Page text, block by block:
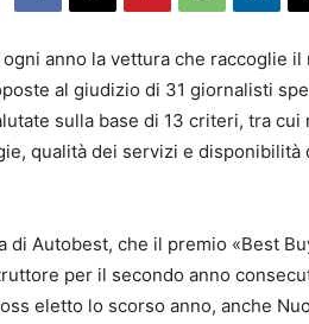
anno la vettura che raccoglie
al giudizio di 31 giornalisti
sulla base di 13 criteri, tra
qualità dei servizi e disponibilità
di Autobest, che il premio «Best
per il secondo anno
eletto lo scorso anno, anche